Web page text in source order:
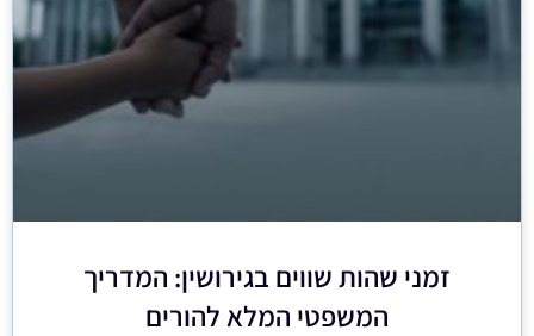
זמני שהות שווים בגירושין: המדריך
המשפטי המלא להורים